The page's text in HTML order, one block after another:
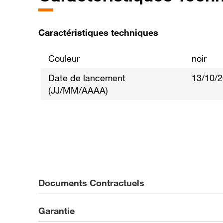
Caractéristiques techniques
Couleur
noir
Date de lancement
(JJ/MM/AAAA)
13/10/
Documents Contractuels
Garantie